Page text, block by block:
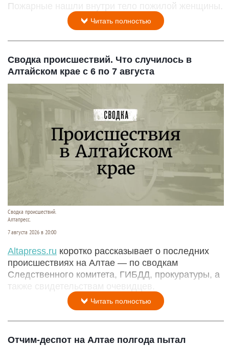
Пожарные нашли внутри тело пожилой женщины.
Читать полностью
Сводка происшествий. Что случилось в
Алтайском крае с 6 по 7 августа
Сводка происшествий.
Алтапресс.
7 августа 2026 в 20:00
Аltapress.ru коротко рассказывает о последних
происшествиях на Алтае — по сводкам
Следственного комитета, ГИБДД, прокуратуры, а
также свидетельствам очевидцев.
Читать полностью
Отчим-деспот на Алтае полгода пытал